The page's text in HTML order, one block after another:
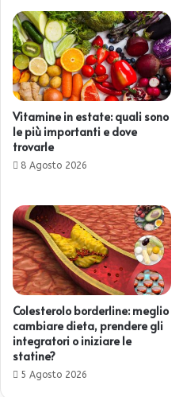
Vitamine in estate: quali sono
le più importanti e dove
trovarle
8 Agosto 2026
Colesterolo borderline: meglio
cambiare dieta, prendere gli
integratori o iniziare le
statine?
5 Agosto 2026